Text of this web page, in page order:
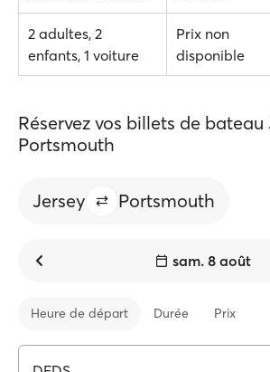
2 adultes, 2
enfants, 1 voiture
Prix non
disponible
Réservez vos billets de bateau
Portsmouth
Jersey Portsmouth
sam. 8 août
Heure de départ Durée Prix